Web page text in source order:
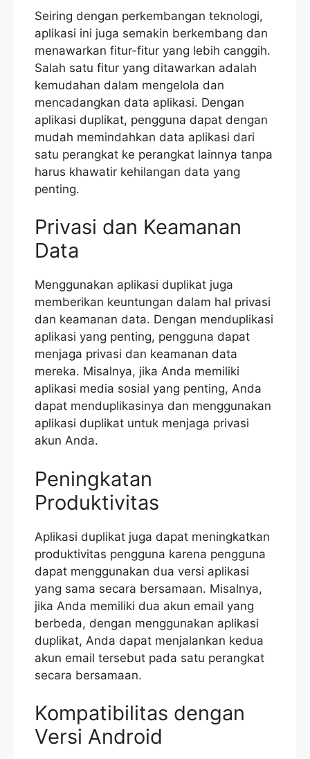
Seiring dengan perkembangan teknologi,
aplikasi ini juga semakin berkembang dan
menawarkan fitur-fitur yang lebih canggih.
Salah satu fitur yang ditawarkan adalah
kemudahan dalam mengelola dan
mencadangkan data aplikasi. Dengan
aplikasi duplikat, pengguna dapat dengan
mudah memindahkan data aplikasi dari
satu perangkat ke perangkat lainnya tanpa
harus khawatir kehilangan data yang
penting.
Privasi dan Keamanan
Data
Menggunakan aplikasi duplikat juga
memberikan keuntungan dalam hal privasi
dan keamanan data. Dengan menduplikasi
aplikasi yang penting, pengguna dapat
menjaga privasi dan keamanan data
mereka. Misalnya, jika Anda memiliki
aplikasi media sosial yang penting, Anda
dapat menduplikasinya dan menggunakan
aplikasi duplikat untuk menjaga privasi
akun Anda.
Peningkatan
Produktivitas
Aplikasi duplikat juga dapat meningkatkan
produktivitas pengguna karena pengguna
dapat menggunakan dua versi aplikasi
yang sama secara bersamaan. Misalnya,
jika Anda memiliki dua akun email yang
berbeda, dengan menggunakan aplikasi
duplikat, Anda dapat menjalankan kedua
akun email tersebut pada satu perangkat
secara bersamaan.
Kompatibilitas dengan
Versi Android